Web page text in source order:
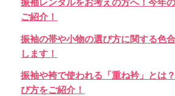
振袖レンタルをお考えの方へ！今年
ご紹介！
振袖の帯や小物の選び方に関する色
します！
振袖や袴で使われる「重ね衿」とは
び方をご紹介！